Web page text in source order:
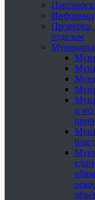
Проверки,
отделом
и